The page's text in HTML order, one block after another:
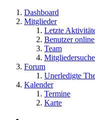
Dashboard
Mitglieder
Letzte
Benutzer online
Team
Mitgliedersuche
Forum
Unerledigte
Kalender
Termine
Karte